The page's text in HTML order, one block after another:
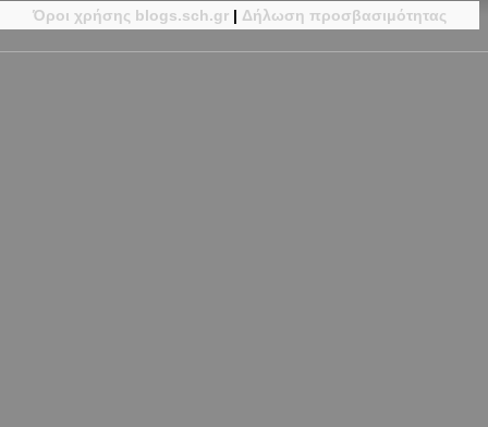
Όροι χρήσης blogs.sch.gr | Δήλωση προσβασιμότητας